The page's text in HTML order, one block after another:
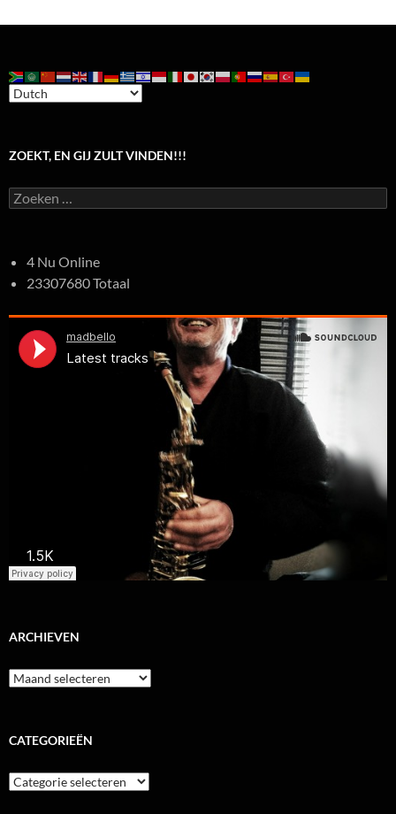
ZOEKT, EN GIJ ZULT VINDEN!!!
Zoeken
naar:
4 Nu Online
23307680 Totaal
ARCHIEVEN
Archieven
CATEGORIEËN
Categorieën